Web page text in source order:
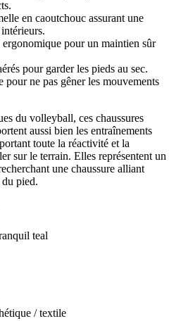
en caoutchouc assurant une
ergonomique pour un maintien sûr
pour garder les pieds au sec.
pour ne pas gêner les mouvements
du volleyball, ces chaussures
aussi bien les entraînements
toute la réactivité et la
sur le terrain. Elles représentent un
une chaussure alliant
pied.
teal
/ textile